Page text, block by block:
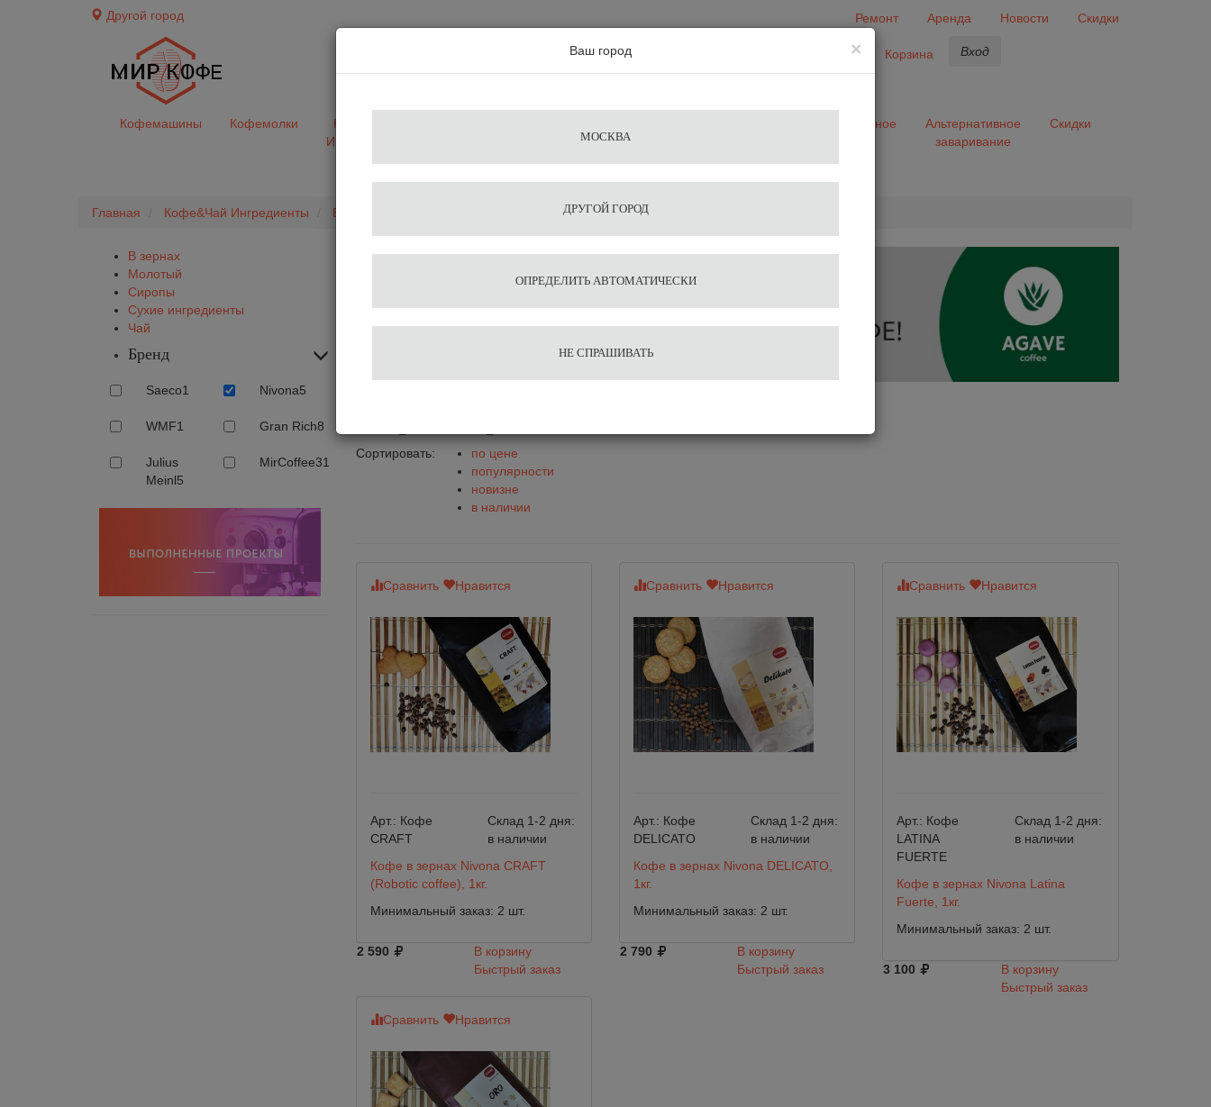
Другой город Ремонт Аренда Новости
Скидки
Избранное Корзина Вход
Кофемашины Кофемолки
Кофе&Чай
Ингредиенты
средства
Разное
Альтернативное
заваривание
Скидки
Главная Кофе&Чай Ингредиенты В зернах
В зернах
Молотый
Сиропы
Сухие ингредиенты
Чай
Бренд
Saeco1 Nivona5
WMF1 Gran Rich8
Julius
Meinl5
MirCoffee31
Сортировать:
по цене
популярности
новизне
в наличии
Сравнить Нравится
Арт.: Кофе
CRAFT
Склад 1-2 дня:
в наличии
Кофе в зернах Nivona CRAFT
(Robotic coffee), 1кг.
Минимальный заказ: 2 шт.
2 590
В корзину
Быстрый заказ
Сравнить Нравится
Арт.: Кофе
DELICATO
Склад 1-2 дня:
в наличии
Кофе в зернах Nivona DELICATO,
1кг.
Минимальный заказ: 2 шт.
2 790
В корзину
Быстрый заказ
Сравнить Нравится
Арт.: Кофе
LATINA
FUERTE
Склад 1-2 дня:
в наличии
Кофе в зернах Nivona Latina
Fuerte, 1кг.
Минимальный заказ: 2 шт.
3 100
В корзину
Быстрый заказ
Сравнить Нравится
×
Ваш город
МОСКВА
ДРУГОЙ ГОРОД
ОПРЕДЕЛИТЬ АВТОМАТИЧЕСКИ
НЕ СПРАШИВАТЬ